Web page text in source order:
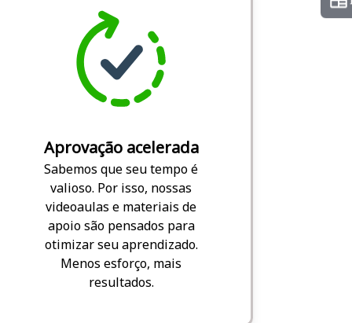
Aprovação acelerada
Sabemos que seu tempo é
valioso. Por isso, nossas
videoaulas e materiais de
apoio são pensados para
otimizar seu aprendizado.
Menos esforço, mais
resultados.